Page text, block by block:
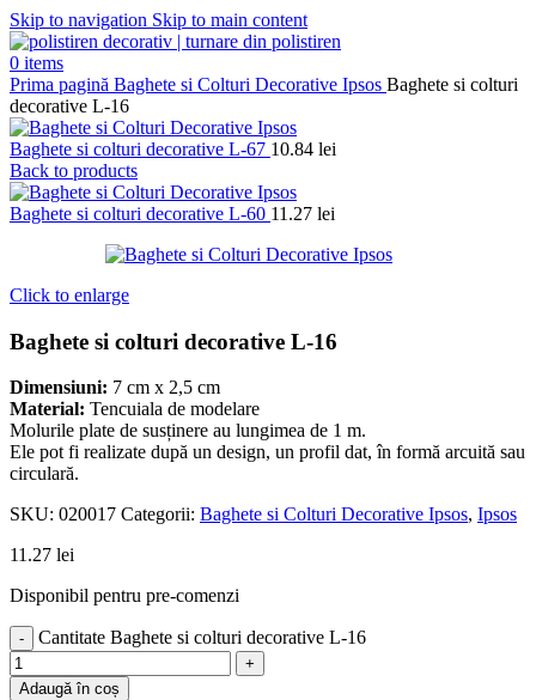
Skip to navigation Skip to main content
0 items
Prima pagină Baghete si Colturi Decorative Ipsos Baghete si colturi
decorative L-16
Baghete si colturi decorative L-67 10.84 lei
Back to products
Baghete si colturi decorative L-60 11.27 lei
Click to enlarge
Baghete si colturi decorative L-16
Dimensiuni: 7 cm x 2,5 cm
Material: Tencuiala de modelare
Molurile plate de susținere au lungimea de 1 m.
Ele pot fi realizate după un design, un profil dat, în formă arcuită sau
circulară.
SKU: 020017 Categorii: Baghete si Colturi Decorative Ipsos, Ipsos
11.27 lei
Disponibil pentru pre-comenzi
Cantitate Baghete si colturi decorative L-16
Adaugă în coș